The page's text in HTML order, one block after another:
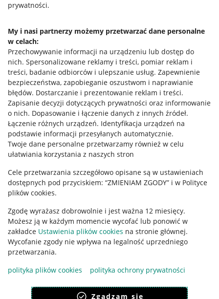
prywatności.
My i nasi partnerzy możemy przetwarzać dane personalne
w celach:
Przechowywanie informacji na urządzeniu lub dostęp do
nich. Spersonalizowane reklamy i treści, pomiar reklam i
treści, badanie odbiorców i ulepszanie usług. Zapewnienie
bezpieczeństwa, zapobieganie oszustwom i naprawianie
błędów. Dostarczanie i prezentowanie reklam i treści.
Zapisanie decyzji dotyczących prywatności oraz informowanie
o nich. Dopasowanie i łączenie danych z innych źródeł.
Łączenie różnych urządzeń. Identyfikacja urządzeń na
podstawie informacji przesyłanych automatycznie.
Twoje dane personalne przetwarzamy również w celu
ułatwiania korzystania z naszych stron
Cele przetwarzania szczegółowo opisane są w ustawieniach
dostępnych pod przyciskiem: “ZMIENIAM ZGODY” i w Polityce
plików cookies.
Zgodę wyrażasz dobrowolnie i jest ważna 12 miesięcy.
Możesz ją w każdym momencie wycofać lub ponowić w
zakładce Ustawienia plików cookies na stronie głównej.
Wycofanie zgody nie wpływa na legalność uprzedniego
przetwarzania.
polityka plików cookies
polityka ochrony prywatności
Zgadzam się
Jak to działa
Allegro Gadane dla sprzedających
Allegro Gadane dla kupujących
Mapa miejscowości
Informacje prawne
Regulamin
Polityka plików "cookies"
Ustawienia plików "cookies"
Udostępnianie lokalizacji
Informacje dla Aktu o Usługach Cyfrowych
Pobierz aplikację